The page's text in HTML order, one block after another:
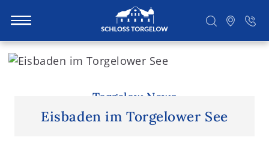
S
Torgelow News
Eisbaden im Torgelower See